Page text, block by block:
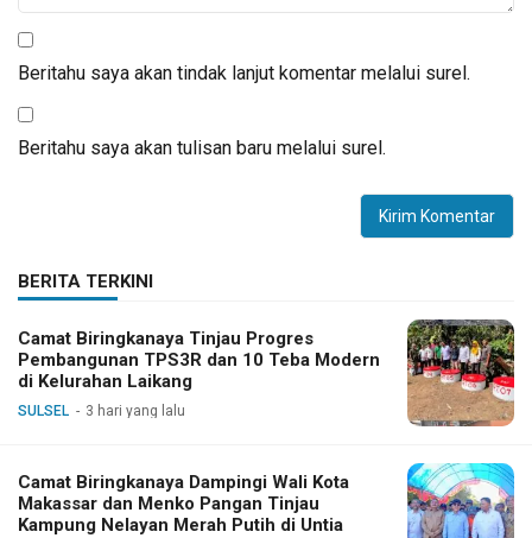
Beritahu saya akan tindak lanjut komentar melalui surel.
Beritahu saya akan tulisan baru melalui surel.
BERITA TERKINI
Camat Biringkanaya Tinjau Progres
Pembangunan TPS3R dan 10 Teba Modern
di Kelurahan Laikang
SULSEL 3 hari yang lalu
Camat Biringkanaya Dampingi Wali Kota
Makassar dan Menko Pangan Tinjau
Kampung Nelayan Merah Putih di Untia